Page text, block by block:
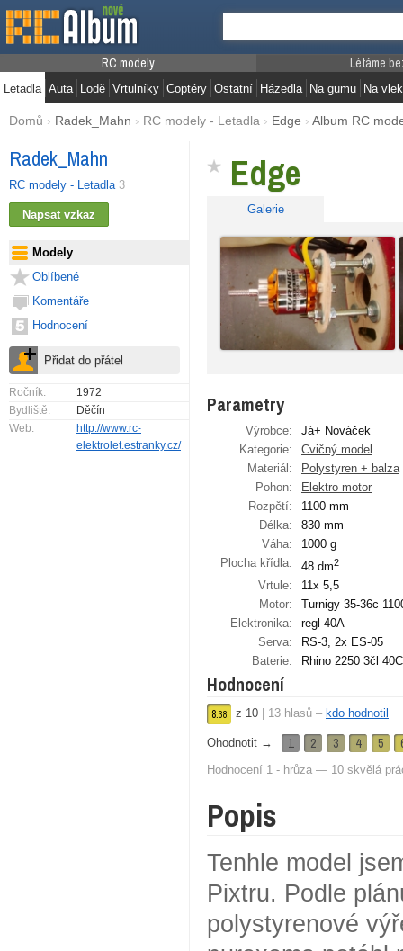
RC modely
Letadla Auta Lodě Vrtulníky Coptéry Ostatní
Létáme
Házedla Na gumu Na vlek
Domů › Radek_Mahn › RC modely - Letadla › Edge › Album RC
Radek_Mahn
RC modely - Letadla 3
Modely
Oblíbené
Komentáře
Hodnocení
Ročník:
1972
Bydliště:
Děčín
Web:
http://www.rc-
elektrolet.estranky.cz/
Edge
Galerie
Parametry
Výrobce:
Já+ Nováček
Kategorie:
Cvičný model
Materiál:
Polystyren + balza
Pohon:
Elektro motor
Rozpětí:
1100 mm
Délka:
830 mm
Váha:
1000 g
Plocha křídla:
48 dm2
Vrtule:
11x 5,5
Motor:
Turnigy 35-36c
Elektronika:
regl 40A
Serva:
RS-3, 2x ES-05
Baterie:
Rhino 2250 3čl 40C
Hodnocení
8.38 z 10 13 hlasů – kdo hodnotil
Ohodnotit → 1 2 3 4 5
Hodnocení 1 - hrůza — 10 skvělá
Popis
Tenhle model
Pixtru. Podle
polystyrenové